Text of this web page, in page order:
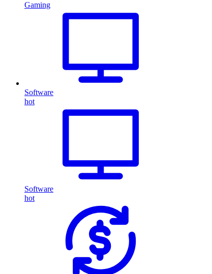
Gaming
Software
hot
Software
hot